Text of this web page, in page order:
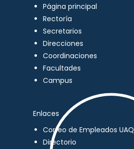
Página principal
Rectoría
Secretarios
Direcciones
Coordinaciones
Facultades
Campus
Enlaces
Correo de Empleados UAQ
Directorio